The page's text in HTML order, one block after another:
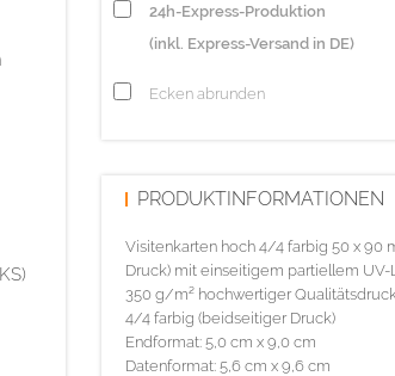
24h-Express-Produktion
(inkl. Express-Versand in DE)
Ecken abrunden
PRODUKTINFORMATIONEN
Visitenkarten hoch 4/4 farbig 50 x 90
Druck) mit einseitigem partiellem UV-
350 g/m² hochwertiger
4/4 farbig (beidseitiger Druck)
Endformat: 5,0 cm x 9,0 cm
Datenformat: 5,6 cm x 9,6 cm